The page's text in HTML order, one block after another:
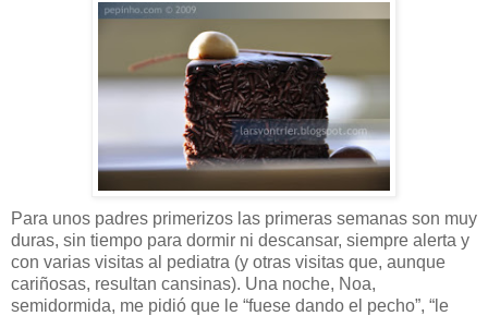
Para unos padres primerizos las primeras semanas son muy
duras, sin tiempo para dormir ni descansar, siempre alerta y
con varias visitas al pediatra (y otras visitas que, aunque
cariñosas, resultan cansinas). Una noche, Noa,
semidormida, me pidió que le “fuese dando el pecho”, “le